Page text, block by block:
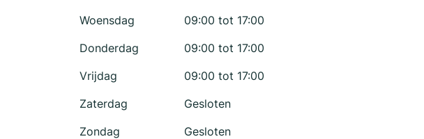
Woensdag
09:00 tot 17:00
Donderdag
09:00 tot 17:00
Vrijdag
09:00 tot 17:00
Zaterdag
Gesloten
Zondag
Gesloten